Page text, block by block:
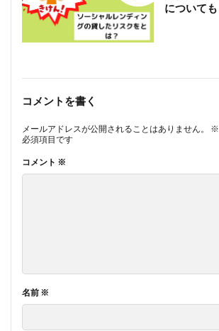
についても
コメントを書く
メールアドレスが公開されることはありません。 ※
必須項目です
コメント ※
名前 ※